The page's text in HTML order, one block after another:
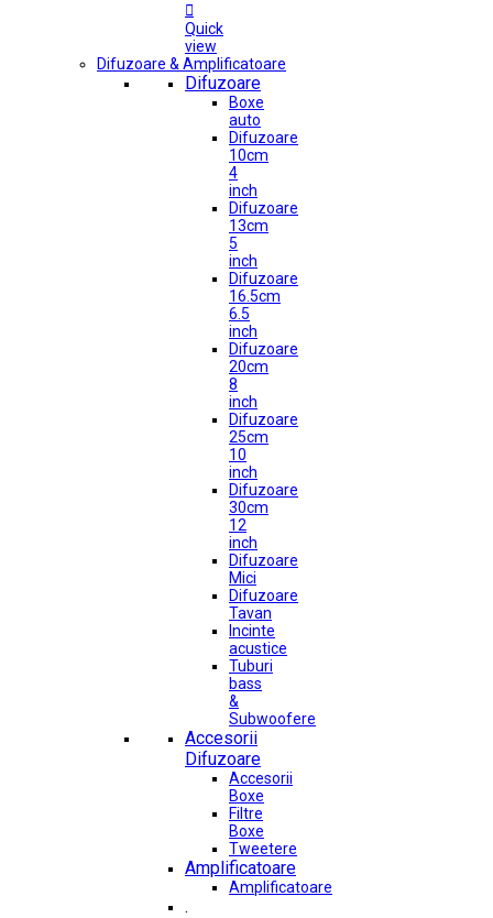

Quick
view
Difuzoare & Amplificatoare
Difuzoare
Boxe
auto
Difuzoare
10cm
4
inch
Difuzoare
13cm
5
inch
Difuzoare
16.5cm
6.5
inch
Difuzoare
20cm
8
inch
Difuzoare
25cm
10
inch
Difuzoare
30cm
12
inch
Difuzoare
Mici
Difuzoare
Tavan
Incinte
acustice
Tuburi
bass
&
Subwoofere
Accesorii
Difuzoare
Accesorii
Boxe
Filtre
Boxe
Tweetere
Amplificatoare
Amplificatoare
.